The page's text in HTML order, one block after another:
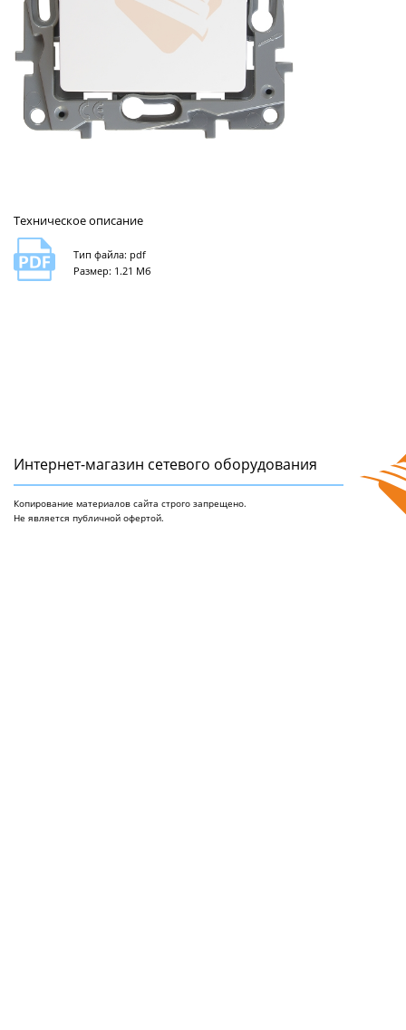
Техническое описание
Тип файла: pdf
Размер: 1.21 Мб
Интернет-магазин сетeвого оборудования
Копирование материалов сайта строго запрещено.
Не является публичной офертой.